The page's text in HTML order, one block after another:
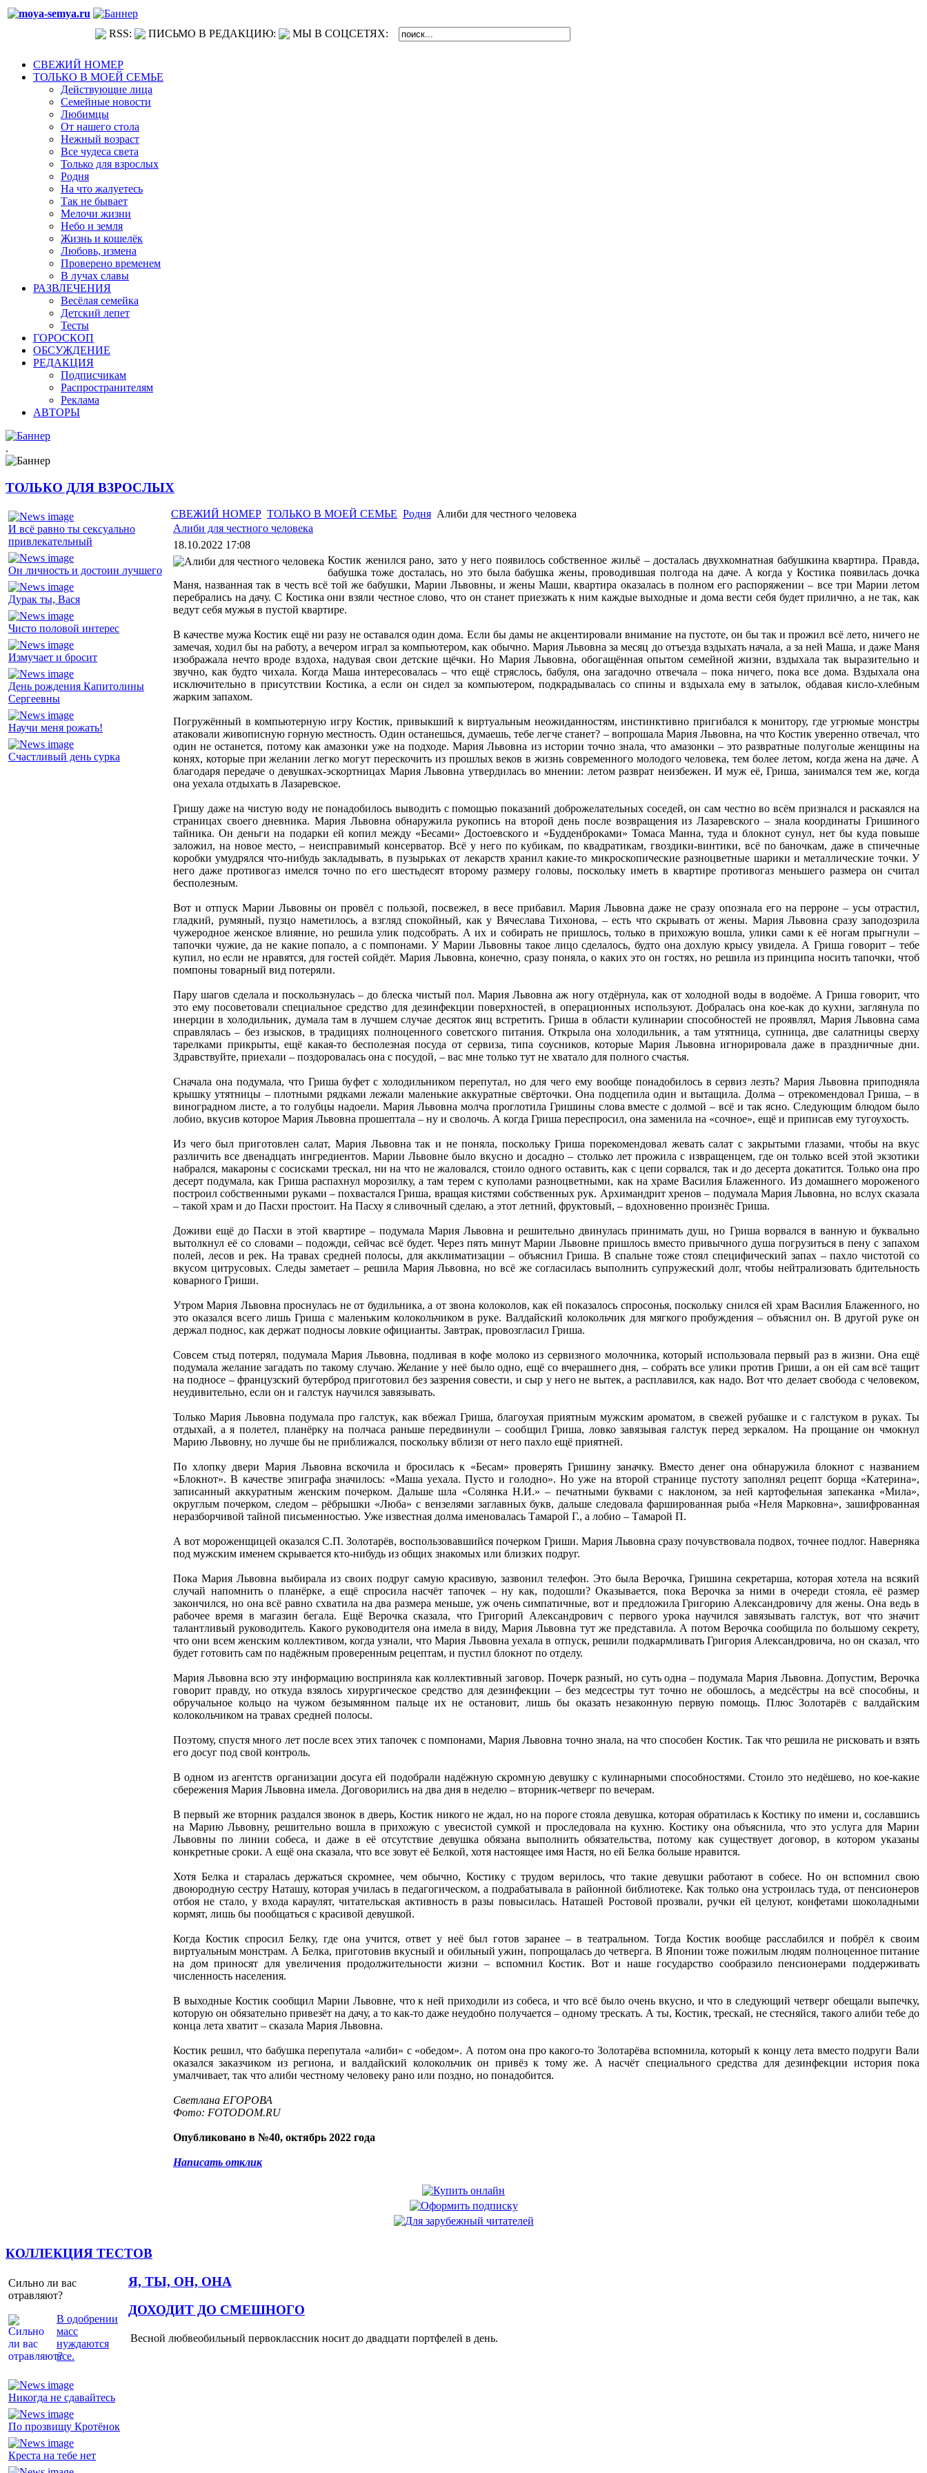
RSS: ПИСЬМО В РЕДАКЦИЮ: МЫ В СОЦСЕТЯХ:
СВЕЖИЙ НОМЕР
ТОЛЬКО В МОЕЙ СЕМЬЕ
Действующие лица
Семейные новости
Любимцы
От нашего стола
Нежный возраст
Все чудеса света
Только для взрослых
Родня
На что жалуетесь
Так не бывает
Мелочи жизни
Небо и земля
Жизнь и кошелёк
Любовь, измена
Проверено временем
В лучах славы
РАЗВЛЕЧЕНИЯ
Весёлая семейка
Детский лепет
Тесты
ГОРОСКОП
ОБСУЖДЕНИЕ
РЕДАКЦИЯ
Подписчикам
Распространителям
Реклама
АВТОРЫ
.
ТОЛЬКО ДЛЯ ВЗРОСЛЫХ
И всё равно ты сексуально
привлекательный
Он личность и достоин лучшего
Дурак ты, Вася
Чисто половой интерес
Измучает и бросит
День рождения Капитолины
Сергеевны
Научи меня рожать!
Счастливый день сурка
СВЕЖИЙ НОМЕР ТОЛЬКО В МОЕЙ СЕМЬЕ Родня Алиби для честного человека
Алиби для честного человека
18.10.2022 17:08
Костик женился рано, зато у него появилось собственное жильё – досталась двухкомнатная бабушкина квартира. Правда,
бабушка тоже досталась, но это была бабушка жены, проводившая полгода на даче. А когда у Костика появилась дочка
Маня, названная так в честь всё той же бабушки, Марии Львовны, и жены Маши, квартира оказалась в полном его распоряжении – все три Марии летом
перебрались на дачу. С Костика они взяли честное слово, что он станет приезжать к ним каждые выходные и дома вести себя будет прилично, а не так, как
ведут себя мужья в пустой квартире.
В качестве мужа Костик ещё ни разу не оставался один дома. Если бы дамы не акцентировали внимание на пустоте, он бы так и прожил всё лето, ничего не
замечая, ходил бы на работу, а вечером играл за компьютером, как обычно. Мария Львовна за месяц до отъезда вздыхать начала, а за ней Маша, и даже Маня
изображала нечто вроде вздоха, надувая свои детские щёчки. Но Мария Львовна, обогащённая опытом семейной жизни, вздыхала так выразительно и
звучно, как будто чихала. Когда Маша интересовалась – что ещё стряслось, бабуля, она загадочно отвечала – пока ничего, пока все дома. Вздыхала она
исключительно в присутствии Костика, а если он сидел за компьютером, подкрадывалась со спины и вздыхала ему в затылок, обдавая кисло-хлебным
жарким запахом.
Погружённый в компьютерную игру Костик, привыкший к виртуальным неожиданностям, инстинктивно пригибался к монитору, где угрюмые монстры
атаковали живописную горную местность. Один останешься, думаешь, тебе легче станет? – вопрошала Мария Львовна, на что Костик уверенно отвечал, что
один не останется, потому как амазонки уже на подходе. Мария Львовна из истории точно знала, что амазонки – это развратные полуголые женщины на
конях, которые при желании легко могут перескочить из прошлых веков в жизнь современного молодого человека, тем более летом, когда жена на даче. А
благодаря передаче о девушках-эскортницах Мария Львовна утвердилась во мнении: летом разврат неизбежен. И муж её, Гриша, занимался тем же, когда
она уехала отдыхать в Лазаревское.
Гришу даже на чистую воду не понадобилось выводить с помощью показаний доброжелательных соседей, он сам честно во всём признался и раскаялся на
страницах своего дневника. Мария Львовна обнаружила рукопись на второй день после возвращения из Лазаревского – знала координаты Гришиного
тайника. Он деньги на подарки ей копил между «Бесами» Достоевского и «Будденброками» Томаса Манна, туда и блокнот сунул, нет бы куда повыше
заложил, на новое место, – неисправимый консерватор. Всё у него по кубикам, по квадратикам, гвоздики-винтики, всё по баночкам, даже в спичечные
коробки умудрялся что-нибудь закладывать, в пузырьках от лекарств хранил какие-то микроскопические разноцветные шарики и металлические точки. У
него даже противогаз имелся точно по его шестьдесят второму размеру головы, поскольку иметь в квартире противогаз меньшего размера он считал
бесполезным.
Вот и отпуск Марии Львовны он провёл с пользой, посвежел, в весе прибавил. Мария Львовна даже не сразу опознала его на перроне – усы отрастил,
гладкий, румяный, пузцо наметилось, а взгляд спокойный, как у Вячеслава Тихонова, – есть что скрывать от жены. Мария Львовна сразу заподозрила
чужеродное женское влияние, но решила улик подсобрать. А их и собирать не пришлось, только в прихожую вошла, улики сами к её ногам прыгнули –
тапочки чужие, да не какие попало, а с помпонами. У Марии Львовны такое лицо сделалось, будто она дохлую крысу увидела. А Гриша говорит – тебе
купил, но если не нравятся, для гостей сойдёт. Мария Львовна, конечно, сразу поняла, о каких это он гостях, но решила из принципа носить тапочки, чтоб
помпоны товарный вид потеряли.
Пару шагов сделала и поскользнулась – до блеска чистый пол. Мария Львовна аж ногу отдёрнула, как от холодной воды в водоёме. А Гриша говорит, что
это ему посоветовали специальное средство для дезинфекции поверхностей, в операционных используют. Добралась она кое-как до кухни, заглянула по
инерции в холодильник, думала там в лучшем случае десяток яиц встретить. Гриша в области кулинарии способностей не проявлял, Мария Львовна сама
справлялась – без изысков, в традициях полноценного советского питания. Открыла она холодильник, а там утятница, супница, две салатницы сверху
тарелками прикрыты, ещё какая-то бесполезная посуда от сервиза, типа соусников, которые Мария Львовна игнорировала даже в праздничные дни.
Здравствуйте, приехали – поздоровалась она с посудой, – вас мне только тут не хватало для полного счастья.
Сначала она подумала, что Гриша буфет с холодильником перепутал, но для чего ему вообще понадобилось в сервиз лезть? Мария Львовна приподняла
крышку утятницы – плотными рядками лежали маленькие аккуратные свёрточки. Она подцепила один и вытащила. Долма – отрекомендовал Гриша, – в
виноградном листе, а то голубцы надоели. Мария Львовна молча проглотила Гришины слова вместе с долмой – всё и так ясно. Следующим блюдом было
лобио, вкусив которое Мария Львовна прошептала – ну и сволочь. А когда Гриша переспросил, она заменила на «сочное», ещё и приписав ему тугоухость.
Из чего был приготовлен салат, Мария Львовна так и не поняла, поскольку Гриша порекомендовал жевать салат с закрытыми глазами, чтобы на вкус
различить все двенадцать ингредиентов. Марии Львовне было вкусно и досадно – столько лет прожила с извращенцем, где он только всей этой экзотики
набрался, макароны с сосисками трескал, ни на что не жаловался, стоило одного оставить, как с цепи сорвался, так и до десерта докатится. Только она про
десерт подумала, как Гриша распахнул морозилку, а там терем с куполами разноцветными, как на храме Василия Блаженного. Из домашнего мороженого
построил собственными руками – похвастался Гриша, вращая кистями собственных рук. Архимандрит хренов – подумала Мария Львовна, но вслух сказала
– такой храм и до Пасхи простоит. На Пасху я сливочный сделаю, а этот летний, фруктовый, – вдохновенно произнёс Гриша.
Доживи ещё до Пасхи в этой квартире – подумала Мария Львовна и решительно двинулась принимать душ, но Гриша ворвался в ванную и буквально
вытолкнул её со словами – подожди, сейчас всё будет. Через пять минут Марии Львовне пришлось вместо привычного душа погрузиться в пену с запахом
полей, лесов и рек. На травах средней полосы, для акклиматизации – объяснил Гриша. В спальне тоже стоял специфический запах – пахло чистотой со
вкусом цитрусовых. Следы заметает – решила Мария Львовна, но всё же согласилась выполнить супружеский долг, чтобы нейтрализовать бдительность
коварного Гриши.
Утром Мария Львовна проснулась не от будильника, а от звона колоколов, как ей показалось спросонья, поскольку снился ей храм Василия Блаженного, но
это оказался всего лишь Гриша с маленьким колокольчиком в руке. Валдайский колокольчик для мягкого пробуждения – объяснил он. В другой руке он
держал поднос, как держат подносы ловкие официанты. Завтрак, провозгласил Гриша.
Совсем стыд потерял, подумала Мария Львовна, подливая в кофе молоко из сервизного молочника, который использовала первый раз в жизни. Она ещё
подумала желание загадать по такому случаю. Желание у неё было одно, ещё со вчерашнего дня, – собрать все улики против Гриши, а он ей сам всё тащит
на подносе – французский бутерброд приготовил без зазрения совести, и сыр у него не вытек, а расплавился, как надо. Вот что делает свобода с человеком,
неудивительно, если он и галстук научился завязывать.
Только Мария Львовна подумала про галстук, как вбежал Гриша, благоухая приятным мужским ароматом, в свежей рубашке и с галстуком в руках. Ты
отдыхай, а я полетел, планёрку на полчаса раньше передвинули – сообщил Гриша, ловко завязывая галстук перед зеркалом. На прощание он чмокнул
Марию Львовну, но лучше бы не приближался, поскольку вблизи от него пахло ещё приятней.
По хлопку двери Мария Львовна вскочила и бросилась к «Бесам» проверять Гришину заначку. Вместо денег она обнаружила блокнот с названием
«Блокнот». В качестве эпиграфа значилось: «Маша уехала. Пусто и голодно». Но уже на второй странице пустоту заполнял рецепт борща «Катерина»,
записанный аккуратным женским почерком. Дальше шла «Солянка Н.И.» – печатными буквами с наклоном, за ней картофельная запеканка «Мила»,
округлым почерком, следом – рёбрышки «Люба» с вензелями заглавных букв, дальше следовала фаршированная рыба «Неля Марковна», зашифрованная
неразборчивой тайной письменностью. Уже известная долма именовалась Тамарой Г., а лобио – Тамарой П.
А вот мороженщицей оказался С.П. Золотарёв, воспользовавшийся почерком Гриши. Мария Львовна сразу почувствовала подвох, точнее подлог. Наверняка
под мужским именем скрывается кто-нибудь из общих знакомых или близких подруг.
Пока Мария Львовна выбирала из своих подруг самую красивую, зазвонил телефон. Это была Верочка, Гришина секретарша, которая хотела на всякий
случай напомнить о планёрке, а ещё спросила насчёт тапочек – ну как, подошли? Оказывается, пока Верочка за ними в очереди стояла, её размер
закончился, но она всё равно схватила на два размера меньше, уж очень симпатичные, вот и предложила Григорию Александровичу для жены. Она ведь в
рабочее время в магазин бегала. Ещё Верочка сказала, что Григорий Александрович с первого урока научился завязывать галстук, вот что значит
талантливый руководитель. Какого руководителя она имела в виду, Мария Львовна тут же представила. А потом Верочка сообщила по большому секрету,
что они всем женским коллективом, когда узнали, что Мария Львовна уехала в отпуск, решили подкармливать Григория Александровича, но он сказал, что
будет готовить сам по надёжным проверенным рецептам, и пустил блокнот по отделу.
Мария Львовна всю эту информацию восприняла как коллективный заговор. Почерк разный, но суть одна – подумала Мария Львовна. Допустим, Верочка
говорит правду, но откуда взялось хирургическое средство для дезинфекции – без медсестры тут точно не обошлось, а медсёстры на всё способны, и
обручальное кольцо на чужом безымянном пальце их не остановит, лишь бы оказать незаконную первую помощь. Плюс Золотарёв с валдайским
колокольчиком на травах средней полосы.
Поэтому, спустя много лет после всех этих тапочек с помпонами, Мария Львовна точно знала, на что способен Костик. Так что решила не рисковать и взять
его досуг под свой контроль.
В одном из агентств организации досуга ей подобрали надёжную скромную девушку с кулинарными способностями. Стоило это недёшево, но кое-какие
сбережения Мария Львовна имела. Договорились на два дня в неделю – вторник-четверг по вечерам.
В первый же вторник раздался звонок в дверь, Костик никого не ждал, но на пороге стояла девушка, которая обратилась к Костику по имени и, сославшись
на Марию Львовну, решительно вошла в прихожую с увесистой сумкой и проследовала на кухню. Костику она объяснила, что это услуга для Марии
Львовны по линии собеса, и даже в её отсутствие девушка обязана выполнить обязательства, потому как существует договор, в котором указаны
конкретные сроки. А ещё она сказала, что все зовут её Белкой, хотя настоящее имя Настя, но ей Белка больше нравится.
Хотя Белка и старалась держаться скромнее, чем обычно, Костику с трудом верилось, что такие девушки работают в собесе. Но он вспомнил свою
двоюродную сестру Наташу, которая училась в педагогическом, а подрабатывала в районной библиотеке. Как только она устроилась туда, от пенсионеров
отбоя не стало, у входа караулят, читательская активность в разы повысилась. Наташей Ростовой прозвали, ручки ей целуют, конфетами шоколадными
кормят, лишь бы пообщаться с красивой девушкой.
Когда Костик спросил Белку, где она учится, ответ у неё был готов заранее – в театральном. Тогда Костик вообще расслабился и побрёл к своим
виртуальным монстрам. А Белка, приготовив вкусный и обильный ужин, попрощалась до четверга. В Японии тоже пожилым людям полноценное питание
на дом приносят для увеличения продолжительности жизни – вспомнил Костик. Вот и наше государство сообразило пенсионерами поддерживать
численность населения.
В выходные Костик сообщил Марии Львовне, что к ней приходили из собеса, и что всё было очень вкусно, и что в следующий четверг обещали выпечку,
которую он обязательно привезёт на дачу, а то как-то даже неудобно получается – одному трескать. А ты, Костик, трескай, не стесняйся, такого алиби тебе до
конца лета хватит – сказала Мария Львовна.
Костик решил, что бабушка перепутала «алиби» с «обедом». А потом она про какого-то Золотарёва вспомнила, который к концу лета вместо подруги Вали
оказался заказчиком из региона, и валдайский колокольчик он привёз к тому же. А насчёт специального средства для дезинфекции история пока
умалчивает, так что алиби честному человеку рано или поздно, но понадобится.
Светлана ЕГОРОВА
Фото: FOTODOM.RU
Опубликовано в №40, октябрь 2022 года
Написать отклик
КОЛЛЕКЦИЯ ТЕСТОВ
Сильно ли вас
отравляют?
В одобрении
масс
нуждаются
все.
Я, ТЫ, ОН, ОНА
Никогда не сдавайтесь
По прозвищу Кротёнок
Креста на тебе нет
ДОХОДИТ ДО СМЕШНОГО
Весной любвеобильный первоклассник носит до двадцати портфелей в день.